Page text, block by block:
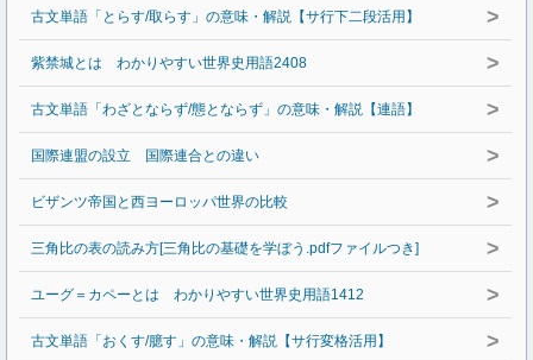
古文単語「とらす/取らす」の意味・解説【サ行下二段活用】 >
紫禁城とは わかりやすい世界史用語2408 >
古文単語「わざとならず/態とならず」の意味・解説【連語】 >
国際連盟の設立 国際連合との違い >
ビザンツ帝国と西ヨーロッパ世界の比較 >
三角比の表の読み方[三角比の基礎を学ぼう.pdfファイルつき] >
ユーグ＝カペーとは わかりやすい世界史用語1412 >
古文単語「おくす/臆す」の意味・解説【サ行変格活用】 >